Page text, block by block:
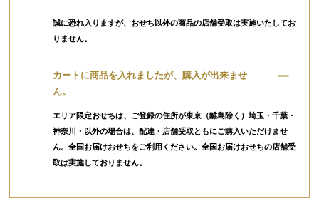
誠に恐れ入りますが、おせち以外の商品の店舗受取は実施いたしてお
りません。
カートに商品を入れましたが、購入が出来ませ
ん。
エリア限定おせちは、ご登録の住所が東京（離島除く）埼玉・千葉・
神奈川・以外の場合は、配達・店舗受取ともにご購入いただけませ
ん。全国お届けおせちをご利用ください。全国お届けおせちの店舗受
取は実施しておりません。